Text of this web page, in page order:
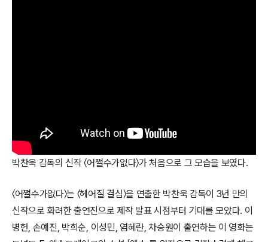
박찬욱 감독의 신작 〈어쩔수가없다〉가 처음으로 그 모습을 보였다.
〈어쩔수가없다〉는 〈헤어질 결심〉을 연출한 박찬욱 감독이 3년 만의
신작으로 화려한 출연진으로 제작 발표 시점부터 기대를 모았다. 이
병헌, 손예진, 박희순, 이성민, 염혜란, 차승원이 출연하는 이 영화는